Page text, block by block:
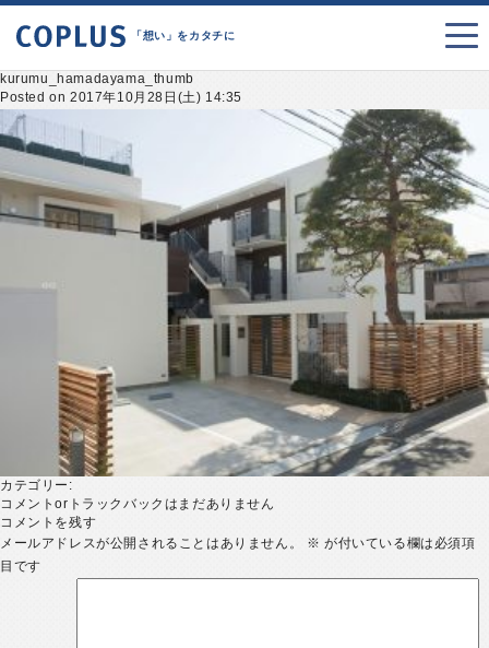
「想い」をカタチに
kurumu_hamadayama_thumb
Posted on 2017年10月28日(土) 14:35
カテゴリー:
コメントorトラックバックはまだありません
コメントを残す
メールアドレスが公開されることはありません。
※ が付いている欄は必須項
目です